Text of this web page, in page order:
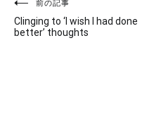
投
稿
前の記事
Clinging to ‘I wish I had done
better’ thoughts